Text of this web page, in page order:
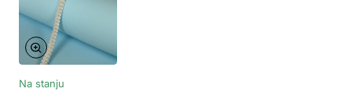
Na stanju